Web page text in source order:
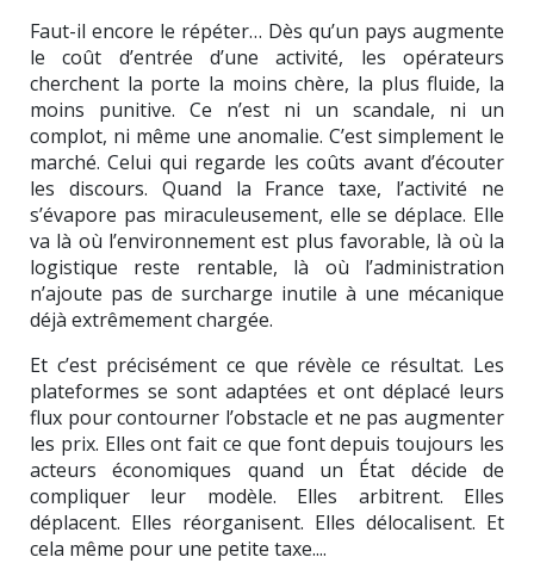
Faut-il encore le répéter… Dès qu’un pays augmente
le coût d’entrée d’une activité, les opérateurs
cherchent la porte la moins chère, la plus fluide, la
moins punitive. Ce n’est ni un scandale, ni un
complot, ni même une anomalie. C’est simplement le
marché. Celui qui regarde les coûts avant d’écouter
les discours. Quand la France taxe, l’activité ne
s’évapore pas miraculeusement, elle se déplace. Elle
va là où l’environnement est plus favorable, là où la
logistique reste rentable, là où l’administration
n’ajoute pas de surcharge inutile à une mécanique
déjà extrêmement chargée.
Et c’est précisément ce que révèle ce résultat. Les
plateformes se sont adaptées et ont déplacé leurs
flux pour contourner l’obstacle et ne pas augmenter
les prix. Elles ont fait ce que font depuis toujours les
acteurs économiques quand un État décide de
compliquer leur modèle. Elles arbitrent. Elles
déplacent. Elles réorganisent. Elles délocalisent. Et
cela même pour une petite taxe....